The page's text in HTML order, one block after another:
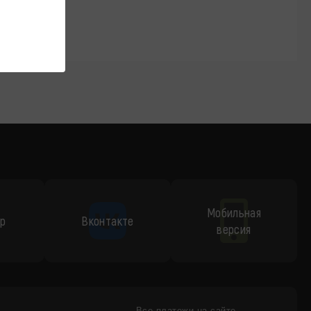
Вконтакте
Мобильная
версия